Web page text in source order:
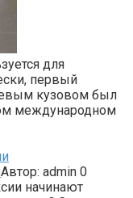
для
первый
кузовом был
международном
Автор: admin 0
начинают